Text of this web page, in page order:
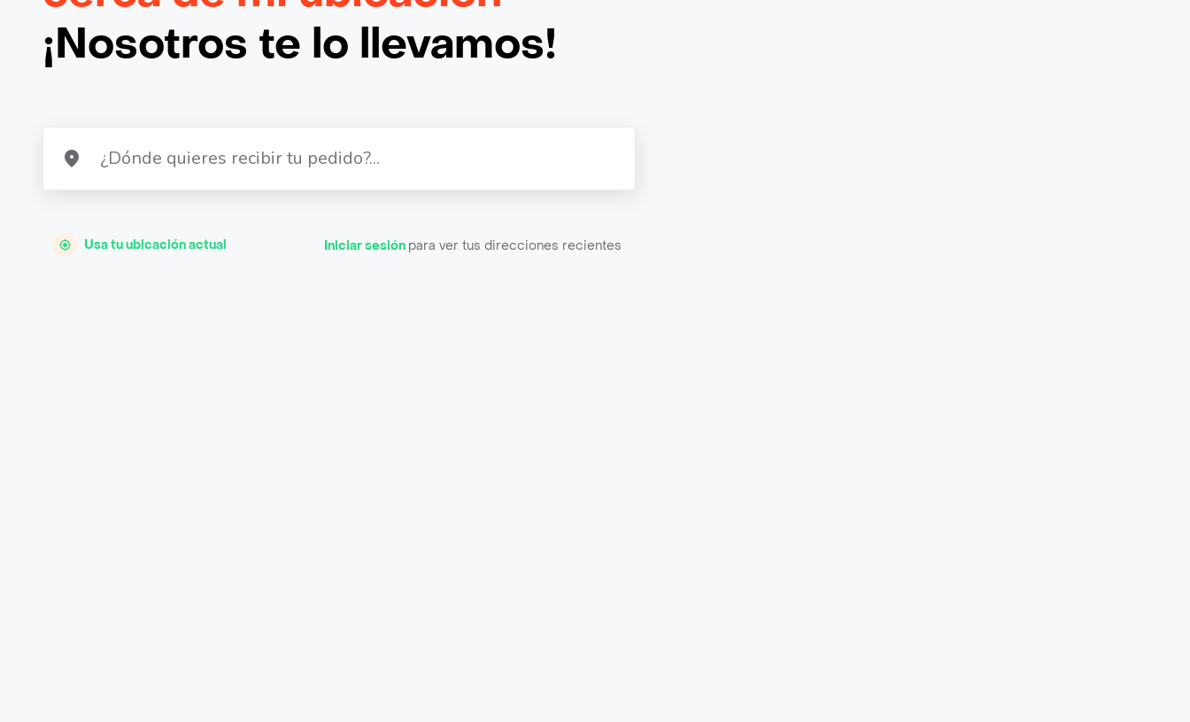
¡Nosotros te lo llevamos!
Usa tu ubicación actual Iniciar sesión para ver tus direcciones recientes